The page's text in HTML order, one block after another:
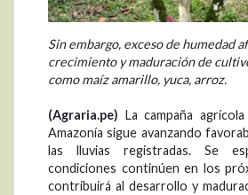
Sin embargo, exceso de humedad
crecimiento y maduración de
como maíz amarillo, yuca, arroz.
(Agraria.pe) La campaña
Amazonía sigue avanzando
las lluvias registradas. Se
condiciones continúen en los
contribuirá al desarrollo y